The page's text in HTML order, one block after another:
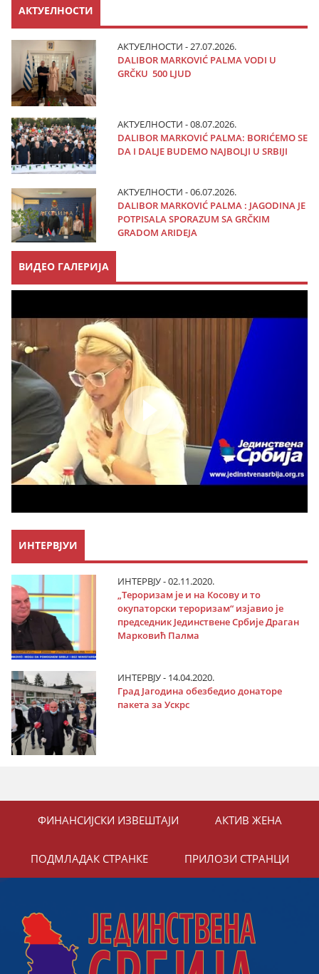
АКТУЕЛНОСТИ
АКТУЕЛНОСТИ - 27.07.2026.
DALIBOR MARKOVIĆ PALMA VODI U
GRČKU 500 LJUD
АКТУЕЛНОСТИ - 08.07.2026.
DALIBOR MARKOVIĆ PALMA: BORIĆEMO SE
DA I DALJE BUDEMO NAJBOLJI U SRBIJI
АКТУЕЛНОСТИ - 06.07.2026.
DALIBOR MARKOVIĆ PALMA : JAGODINA JE
POTPISALA SPORAZUM SA GRČKIM
GRADOM ARIDEJA
ВИДЕО ГАЛЕРИЈА
ИНТЕРВЈУИ
ИНТЕРВЈУ - 02.11.2020.
„Тероризам је и на Косову и то
окупаторски тероризам“ изјавио је
председник Јединствене Србије Драган
Марковић Палма
ИНТЕРВЈУ - 14.04.2020.
Град Јагодина обезбедио донаторе
пакета за Ускрс
ФИНАНСИЈСКИ ИЗВЕШТАЈИ АКТИВ ЖЕНА
ПОДМЛАДАК СТРАНКЕ ПРИЛОЗИ СТРАНЦИ